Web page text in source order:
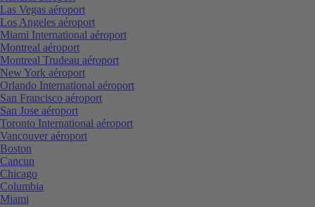
Las Vegas aéroport
Los Angeles aéroport
Miami International aéroport
Montreal aéroport
Montreal Trudeau aéroport
New York aéroport
Orlando International aéroport
San Francisco aéroport
San Jose aéroport
Toronto International aéroport
Vancouver aéroport
Boston
Cancun
Chicago
Columbia
Miami